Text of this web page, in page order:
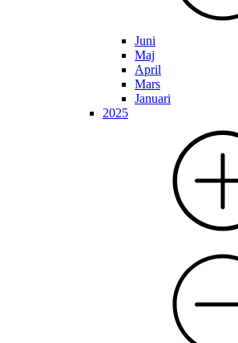
Juni
Maj
April
Mars
Januari
2025